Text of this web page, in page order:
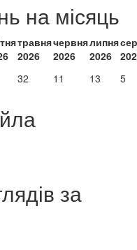
на місяць
травня
2026
червня
2026
липня
2026
32 11 13 5
за